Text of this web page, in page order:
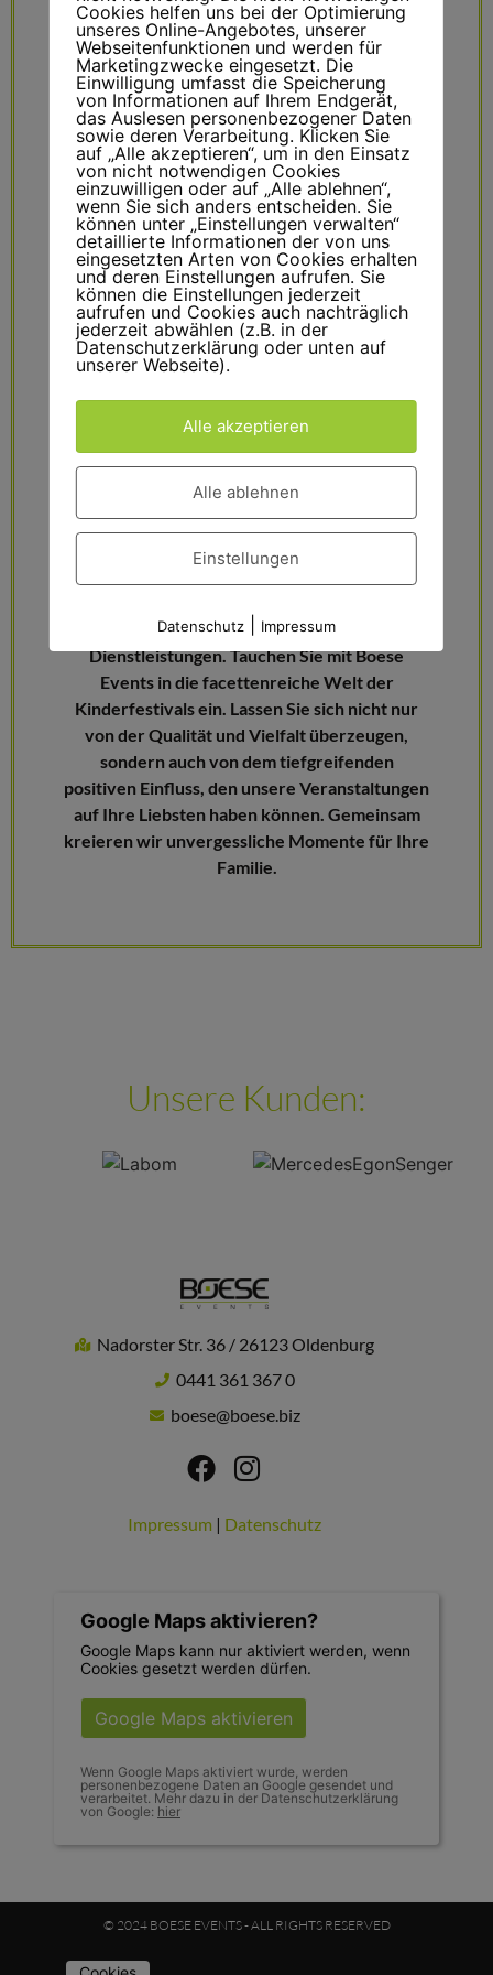
Kinderherz begehrt
Unsere Kinderveranstaltungen bieten mehr als
nur Unterhaltung. Während Karussells,
Hüpfburgen und Klettergeräte die motorischen
Fähigkeiten stärken, fördern Magier,
Ballonkünstler und Kindermusiker die Fantasie
und Kreativität. Unsere Bastel- und Malecken
sind darauf ausgelegt, die künstlerischen
Fähigkeiten der Kinder zu fördern, während
Schmink- und Tattoostände ihnen helfen, ihre
Individualität auszudrücken.
Familienfreundliche
Preise
Familie zugänglich sind. Mit familienfreundlichen
Preisen stellen wir sicher, dass niemand
zurückgelassen wird.
Werfen Sie einen Blick auf unsere
Dienstleistungen. Tauchen Sie mit Boese
Events in die facettenreiche Welt der
Kinderfestivals ein. Lassen Sie sich nicht nur
von der Qualität und Vielfalt überzeugen,
sondern auch von dem tiefgreifenden
positiven Einfluss, den unsere Veranstaltungen
auf Ihre Liebsten haben können. Gemeinsam
kreieren wir unvergessliche Momente für Ihre
Familie.
Unsere Kunden:
Nadorster Str. 36 / 26123 Oldenburg
0441 361 367 0
boese@boese.biz
Impressum | Datenschutz
Google Maps aktivieren?
Google Maps kann nur aktiviert werden, wenn
Cookies gesetzt werden dürfen.
Google Maps aktivieren
Wenn Google Maps aktiviert wurde, werden
personenbezogene Daten an Google gesendet und
verarbeitet. Mehr dazu in der Datenschutzerklärung
von Google: hier
© 2024 BOESE EVENTS - ALL RIGHTS RESERVED
Cookies helfen uns bei der Optimierung
unseres Online-Angebotes, unserer
Webseitenfunktionen und werden für
Marketingzwecke eingesetzt. Die
Einwilligung umfasst die Speicherung
von Informationen auf Ihrem Endgerät,
das Auslesen personenbezogener Daten
sowie deren Verarbeitung. Klicken Sie
auf „Alle akzeptieren“, um in den Einsatz
von nicht notwendigen Cookies
einzuwilligen oder auf „Alle ablehnen“,
wenn Sie sich anders entscheiden. Sie
können unter „Einstellungen verwalten“
detaillierte Informationen der von uns
eingesetzten Arten von Cookies erhalten
und deren Einstellungen aufrufen. Sie
können die Einstellungen jederzeit
aufrufen und Cookies auch nachträglich
jederzeit abwählen (z.B. in der
Datenschutzerklärung oder unten auf
unserer Webseite).
Alle akzeptieren
Alle ablehnen
Einstellungen
Datenschutz| Impressum